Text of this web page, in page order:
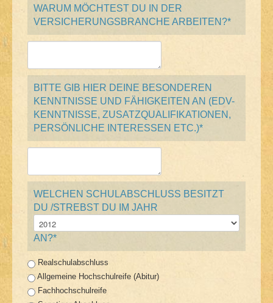
WARUM MÖCHTEST DU IN DER
VERSICHERUNGSBRANCHE ARBEITEN?*
BITTE GIB HIER DEINE BESONDEREN
KENNTNISSE UND FÄHIGKEITEN AN (EDV-
KENNTNISSE, ZUSATZQUALIFIKATIONEN,
PERSÖNLICHE INTERESSEN ETC.)*
WELCHEN SCHULABSCHLUSS BESITZT
DU /STREBST DU IM JAHR
AN?*
Realschulabschluss
Allgemeine Hochschulreife (Abitur)
Fachhochschulreife